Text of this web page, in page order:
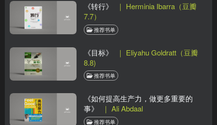
《转行》
｜ Herminia Ibarra（豆瓣
7.7）
推荐书单
《目标》
｜ Eliyahu Goldratt（豆瓣
8.8)
推荐书单
《如何提高生产力，做更多重要的
事》
｜ Ali Abdaal
推荐书单